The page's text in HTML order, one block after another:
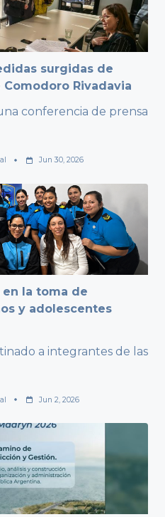
surgidas de
Rivadavia
conferencia de prensa
Jun 30, 2026
en la toma de
y adolescentes
a integrantes de las
Jun 2, 2026